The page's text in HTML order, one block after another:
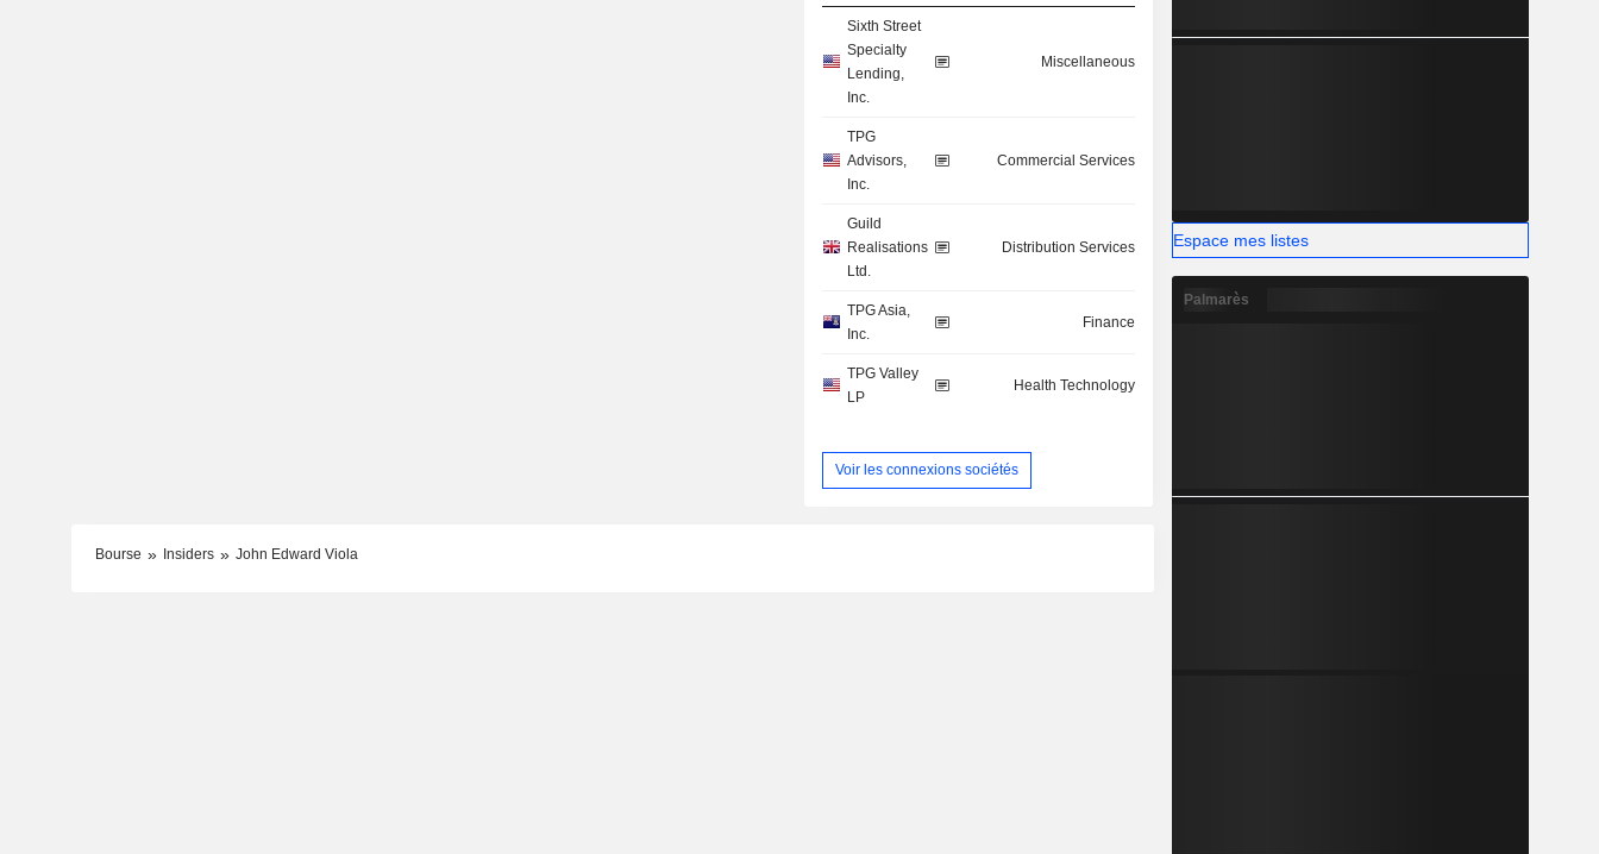
Sixth Street
Specialty
Lending,
Inc.
Miscellaneous
TPG
Advisors,
Inc.
Commercial Services
Guild
Realisations
Ltd.
Distribution Services
TPG Asia,
Inc.
Finance
TPG Valley
LP
Health Technology
Voir les connexions sociétés
Bourse Insiders John Edward Viola
Espace mes listes
Palmarès